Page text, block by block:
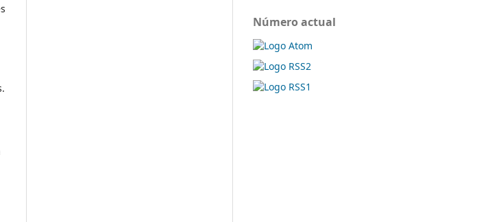
Número actual